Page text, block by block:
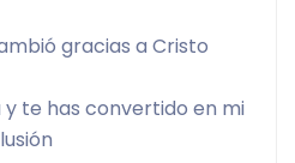
gracias a Cristo
te has convertido en mi